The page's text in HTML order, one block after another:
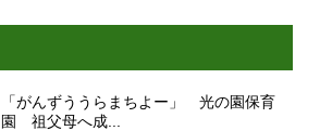
「がんずううらまちよー」 光の園保育
園 祖父母へ成...